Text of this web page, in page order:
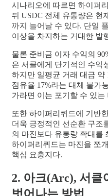
시나리오에 따르면 하이퍼
뒤 USDC 전체 유통량은 현
까지 늘어날 수 있다. 단일
이상을 차지하는 거대한 발
물론 준비금 이자 수익의
은 서클에게 단기적인 수익
하지만 일평균 거래 대금
점유율 17%라는 대체 불가
가라면 이는 포기할 수 있는
또한 하이퍼리퀴드에 기반
더욱 긍정적인 선순환 구조
의 마진보다 유통량 확대를
하이퍼리퀴드는 마진을 쪼
핵심 요충지다.
2. 아크(Arc), 서클